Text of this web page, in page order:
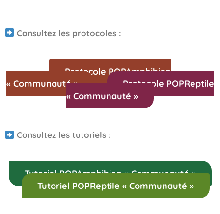
Consultez les protocoles :
Protocole POPAmphibien
« Communauté »
Protocole POPReptile
« Communauté »
Consultez les tutoriels :
Tutoriel POPAmphibien « Communauté »
Tutoriel POPReptile « Communauté »